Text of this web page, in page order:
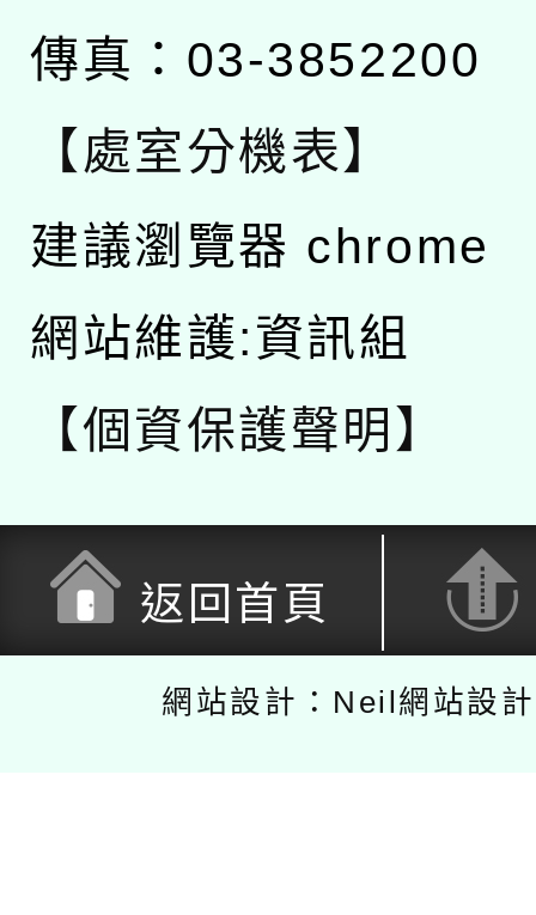
傳真：03-3852200
【處室分機表】
建議瀏覽器 chrome
網站維護:資訊組
【個資保護聲明】
返回首頁
網站設計：Neil網站設